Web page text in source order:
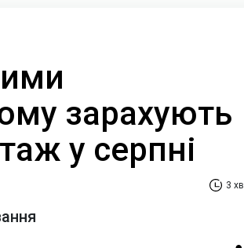
зарахують
у серпні
3 хв